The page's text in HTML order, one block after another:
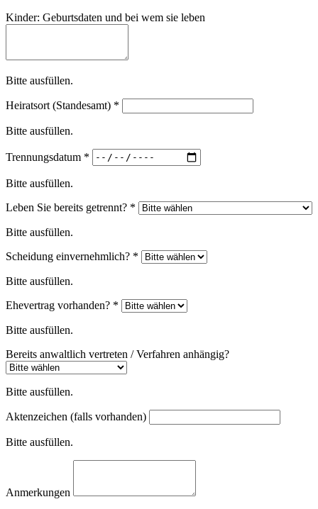
Kinder: Geburtsdaten und bei wem sie leben
Bitte ausfüllen.
Heiratsort (Standesamt) *
Bitte ausfüllen.
Trennungsdatum *
Bitte ausfüllen.
Leben Sie bereits getrennt? *
Bitte ausfüllen.
Scheidung einvernehmlich? *
Bitte ausfüllen.
Ehevertrag vorhanden? *
Bitte ausfüllen.
Bereits anwaltlich vertreten / Verfahren anhängig?
Bitte ausfüllen.
Aktenzeichen (falls vorhanden)
Bitte ausfüllen.
Anmerkungen